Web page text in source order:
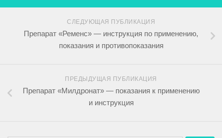
СЛЕДУЮЩАЯ ПУБЛИКАЦИЯ
Препарат «Ременс» — инструкция по применению,
показания и противопоказания
ПРЕДЫДУЩАЯ ПУБЛИКАЦИЯ
Препарат «Милдронат» — показания к применению
и инструкция